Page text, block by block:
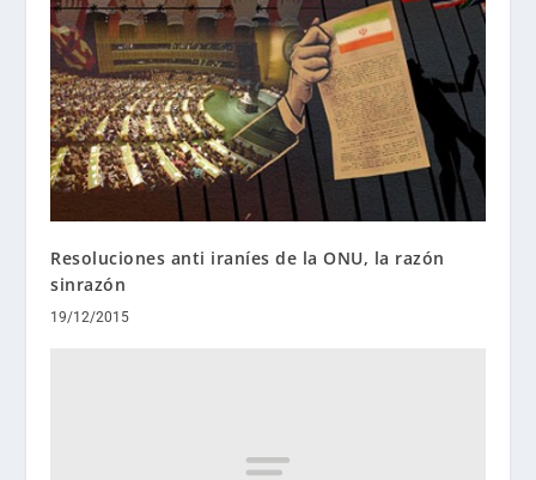
Resoluciones anti iraníes de la ONU, la razón
sinrazón
19/12/2015